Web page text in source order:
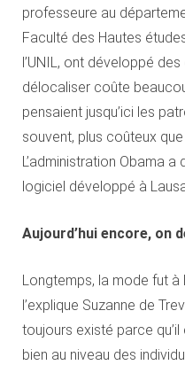
professeure au
Faculté des Hautes
l’UNIL, ont développé
délocaliser coûte
pensaient jusqu’ici les
souvent, plus coûteux
L’administration Obama a
logiciel développé à
Aujourd’hui encore, on
Longtemps, la mode fut
l’explique Suzanne de
toujours existé parce
bien au niveau des